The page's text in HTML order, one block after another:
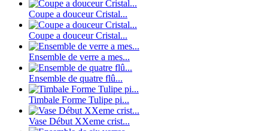
Coupe a douceur Cristal...
Coupe a douceur Cristal...
Ensemble de verre a mes...
Ensemble de quatre flû...
Timbale Forme Tulipe pi...
Vase Début XXeme crist...